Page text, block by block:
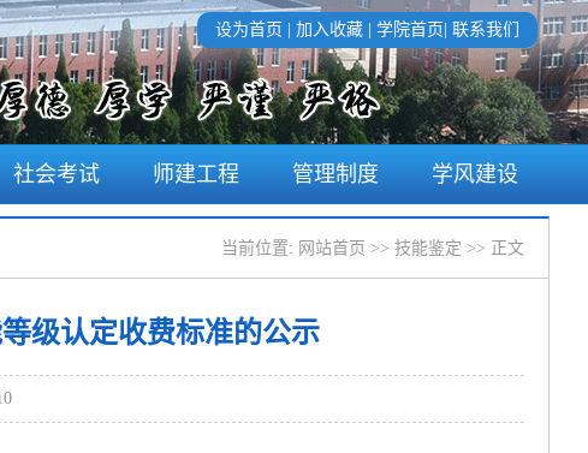
设为首页 加入收藏 学院首页 联系我们
社会考试 师建工程 管理制度 学风建设
当前位置: 网站首页 >> 技能鉴定 >> 正文
级认定收费标准的公示